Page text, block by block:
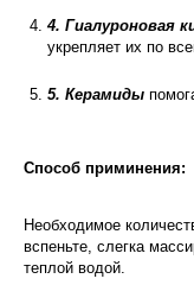
4. Гиалуроновая
укрепляет их по
5. Керамиды
Способ приминения:
Необходимое
вспеньте, слегка
теплой водой.